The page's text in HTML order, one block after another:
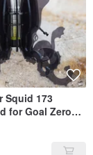
Squid 173
for Goal Zero